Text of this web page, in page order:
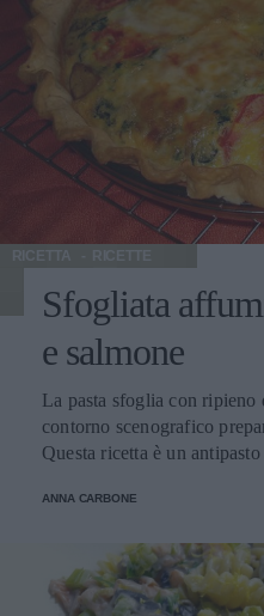
RICETTA
Sfogliata
e salmone
La pasta sfoglia con ripieno
contorno scenografico
Questa ricetta è un
parte dalla bellezza,
ANNA CARBONE